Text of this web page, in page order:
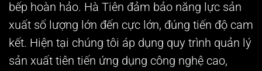
bếp hoàn hảo. Hà Tiên đảm bảo năng lực sản
xuất số lượng lớn đến cực lớn, đúng tiến độ cam
kết. Hiện tại chúng tôi áp dụng quy trình quản lý
sản xuất tiên tiến ứng dụng công nghệ cao,